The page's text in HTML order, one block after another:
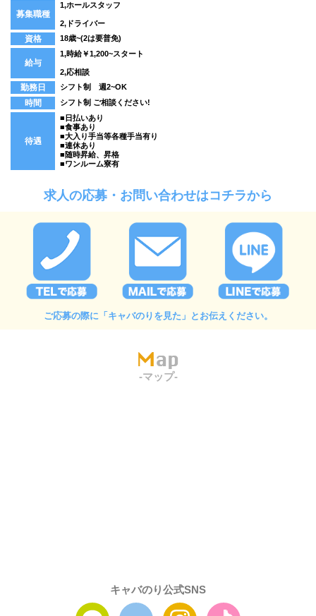
募集職種
1,ホールスタッフ
2,ドライバー
資格 18歳~(2は要普免)
給与
1,時給￥1,200~スタート
2,応相談
勤務日 シフト制 週2~OK
時間 シフト制 ご相談ください!
待遇
■日払いあり
■食事あり
■大入り手当等各種手当有り
■連休あり
■随時昇給、昇格
■ワンルーム寮有
求人の応募・お問い合わせはコチラから
ご応募の際に「キャバのりを見た」とお伝えください。
Map
-マップ-
キャバのり公式SNS